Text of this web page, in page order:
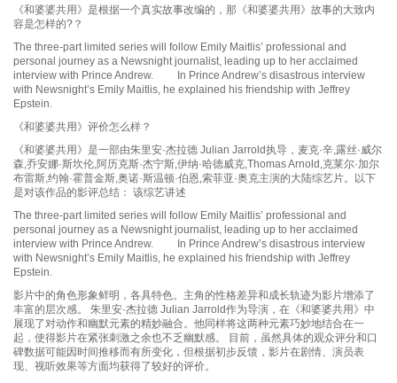
《和婆婆共用》是根据一个真实故事改编的，那《和婆婆共用》故事的大致内
容是怎样的?？
The three-part limited series will follow Emily Maitlis’ professional and
personal journey as a Newsnight journalist, leading up to her acclaimed
interview with Prince Andrew. In Prince Andrew’s disastrous interview
with Newsnight’s Emily Maitlis, he explained his friendship with Jeffrey
Epstein.
《和婆婆共用》评价怎么样？
《和婆婆共用》是一部由朱里安·杰拉德 Julian Jarrold执导，麦克·辛,露丝·威尔
森,乔安娜·斯坎伦,阿历克斯·杰宁斯,伊纳·哈德威克,Thomas Arnold,克莱尔·加尔
布雷斯,约翰·霍普金斯,奥诺·斯温顿·伯恩,索菲亚·奥克主演的大陆综艺片。以下
是对该作品的影评总结： 该综艺讲述
The three-part limited series will follow Emily Maitlis’ professional and
personal journey as a Newsnight journalist, leading up to her acclaimed
interview with Prince Andrew. In Prince Andrew’s disastrous interview
with Newsnight’s Emily Maitlis, he explained his friendship with Jeffrey
Epstein.
影片中的角色形象鲜明，各具特色。主角的性格差异和成长轨迹为影片增添了
丰富的层次感。 朱里安·杰拉德 Julian Jarrold作为导演，在《和婆婆共用》中
展现了对动作和幽默元素的精妙融合。他同样将这两种元素巧妙地结合在一
起，使得影片在紧张刺激之余也不乏幽默感。 目前，虽然具体的观众评分和口
碑数据可能因时间推移而有所变化，但根据初步反馈，影片在剧情、演员表
现、视听效果等方面均获得了较好的评价。